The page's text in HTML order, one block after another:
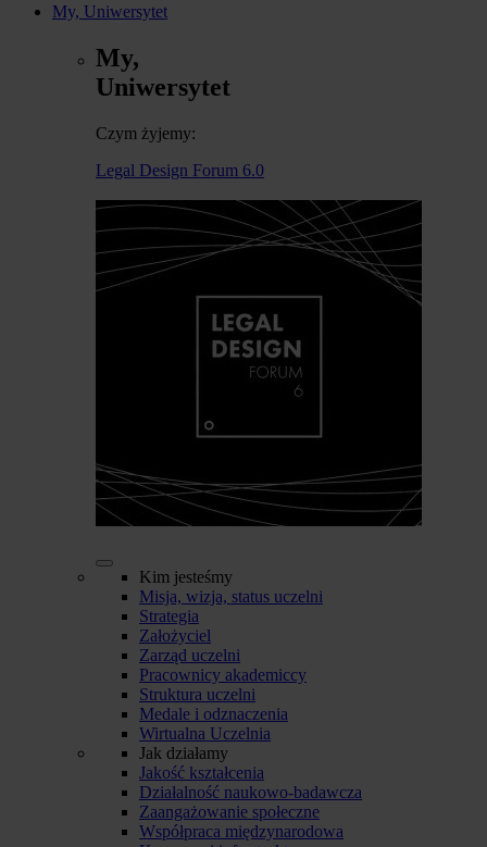
My, Uniwersytet
My,
Uniwersytet
Czym żyjemy:
Legal Design Forum 6.0
Kim jesteśmy
Misja, wizja, status uczelni
Strategia
Założyciel
Zarząd uczelni
Pracownicy akademiccy
Struktura uczelni
Medale i odznaczenia
Wirtualna Uczelnia
Jak działamy
Jakość kształcenia
Działalność naukowo-badawcza
Zaangażowanie społeczne
Współpraca międzynarodowa